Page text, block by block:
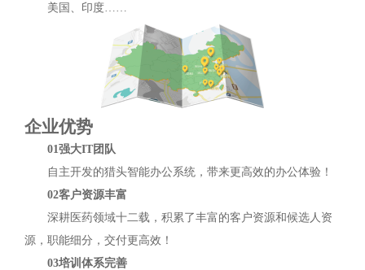
美国、印度……
企业优势
01强大IT团队
自主开发的猎头智能办公系统，带来更高效的办公体验！
02客户资源丰富
深耕医药领域十二载，积累了丰富的客户资源和候选人资
源，职能细分，交付更高效！
03培训体系完善